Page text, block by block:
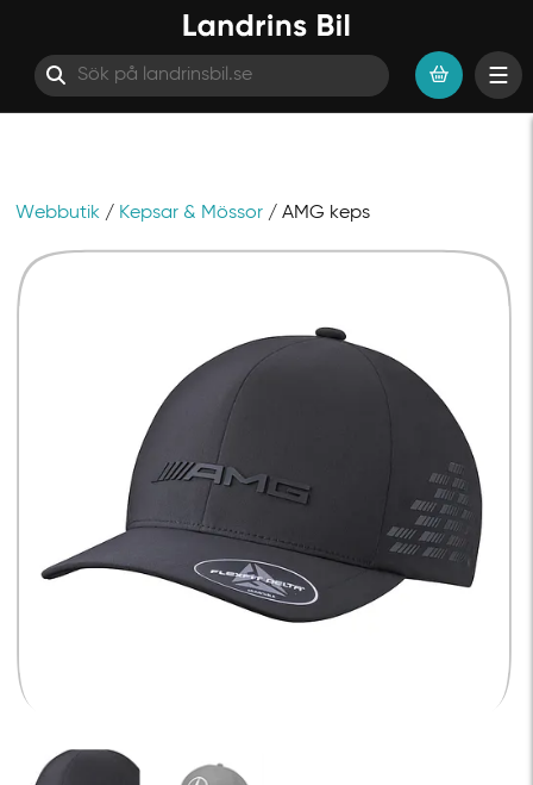
Webbutik / Kepsar & Mössor / AMG keps